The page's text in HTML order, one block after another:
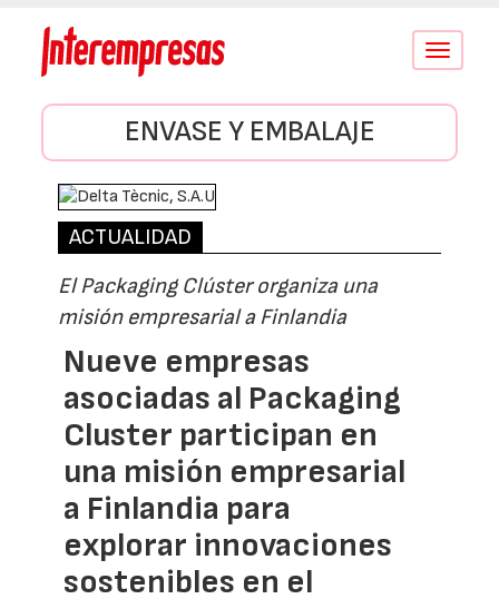
Conmutar
ENVASE Y EMBALAJE
ACTUALIDAD
El Packaging Clúster organiza una
misión empresarial a Finlandia
Nueve empresas
asociadas al Packaging
Cluster participan en
una misión empresarial
a Finlandia para
explorar innovaciones
sostenibles en el